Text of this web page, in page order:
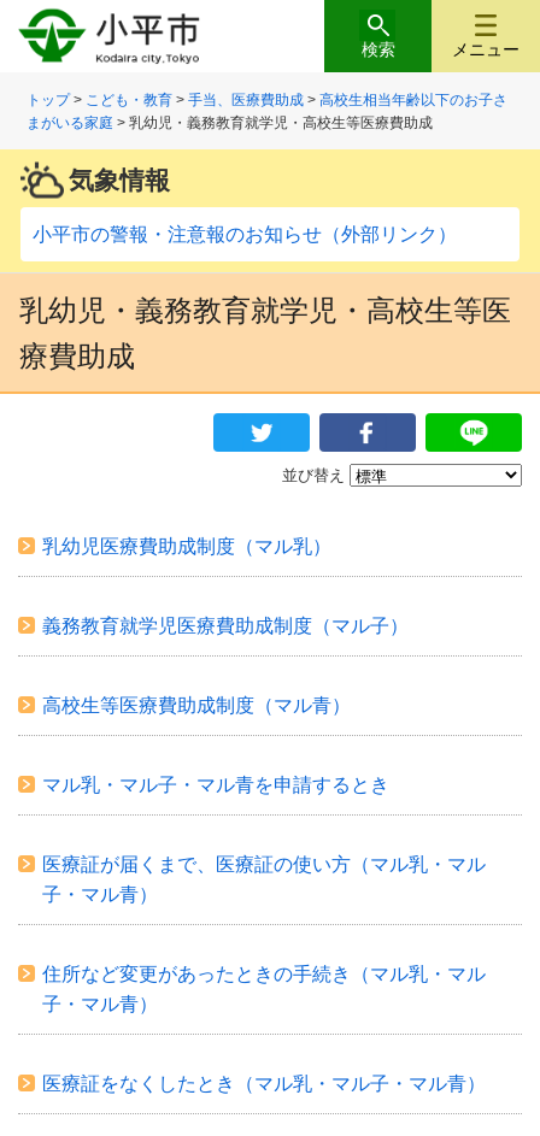
メニュー
検索
トップ> こども・教育 >手当、医療費助成 >高校生相当年齢以下のお子さ
まがいる家庭 > 乳幼児・義務教育就学児・高校生等医療費助成
気象情報
小平市の警報・注意報のお知らせ（外部リンク）
乳幼児・義務教育就学児・高校生等医
療費助成
並び替え
乳幼児医療費助成制度（マル乳）
義務教育就学児医療費助成制度（マル子）
高校生等医療費助成制度（マル青）
マル乳・マル子・マル青を申請するとき
医療証が届くまで、医療証の使い方（マル乳・マル
子・マル青）
住所など変更があったときの手続き（マル乳・マル
子・マル青）
医療証をなくしたとき（マル乳・マル子・マル青）